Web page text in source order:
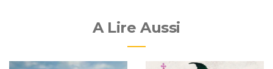
A Lire Aussi